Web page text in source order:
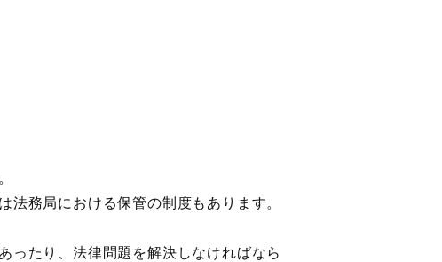
務局における保管の制度もあります。
たり、法律問題を解決しなければなら